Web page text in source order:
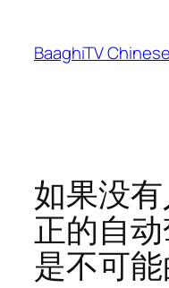
content
BaaghiTV Chinese
如果没
正的自
是不可